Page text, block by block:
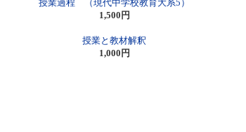
授業過程 （現代中学校教育大系5）
1,500円
授業と教材解釈
1,000円